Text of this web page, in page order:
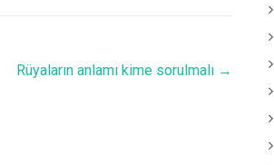
Rüyaların anlamı kime sorulmalı→